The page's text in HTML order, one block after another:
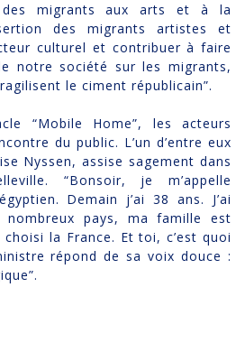
des migrants aux arts et à la
des migrants artistes et
culturel et contribuer à faire
notre société sur les migrants,
le ciment républicain”.
“Mobile Home”, les acteurs
du public. L’un d’entre eux
Nyssen, assise sagement dans
“Bonsoir, je m’appelle
Demain j’ai 38 ans. J’ai
pays, ma famille est
choisi la France. Et toi, c’est quoi
répond de sa voix douce :